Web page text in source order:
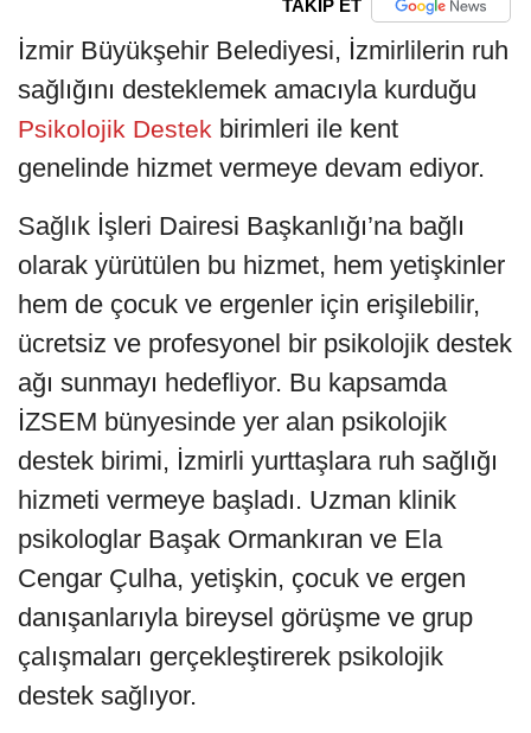
TAKİP ET
İzmir Büyükşehir Belediyesi, İzmirlilerin ruh
sağlığını desteklemek amacıyla kurduğu
Psikolojik Destek birimleri ile kent
genelinde hizmet vermeye devam ediyor.
Sağlık İşleri Dairesi Başkanlığı’na bağlı
olarak yürütülen bu hizmet, hem yetişkinler
hem de çocuk ve ergenler için erişilebilir,
ücretsiz ve profesyonel bir psikolojik destek
ağı sunmayı hedefliyor. Bu kapsamda
İZSEM bünyesinde yer alan psikolojik
destek birimi, İzmirli yurttaşlara ruh sağlığı
hizmeti vermeye başladı. Uzman klinik
psikologlar Başak Ormankıran ve Ela
Cengar Çulha, yetişkin, çocuk ve ergen
danışanlarıyla bireysel görüşme ve grup
çalışmaları gerçekleştirerek psikolojik
destek sağlıyor.